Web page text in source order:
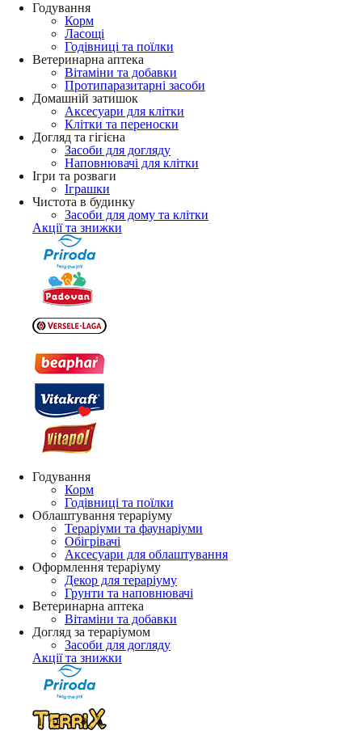
Годування
Корм
Ласощі
Годівниці та поїлки
Ветеринарна аптека
Вітаміни та добавки
Протипаразитарні засоби
Домашній затишок
Аксесуари для клітки
Клітки та переноски
Догляд та гігієна
Засоби для догляду
Наповнювачі для клітки
Ігри та розваги
Іграшки
Чистота в будинку
Засоби для дому та клітки
Акції та знижки
Годування
Корм
Годівниці та поїлки
Облаштування тераріуму
Тераріуми та фаунаріуми
Обігрівачі
Аксесуари для облаштування
Оформлення тераріуму
Декор для тераріуму
Грунти та наповнювачі
Ветеринарна аптека
Вітаміни та добавки
Догляд за тераріумом
Засоби для догляду
Акції та знижки